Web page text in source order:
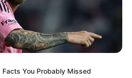
You Probably Missed